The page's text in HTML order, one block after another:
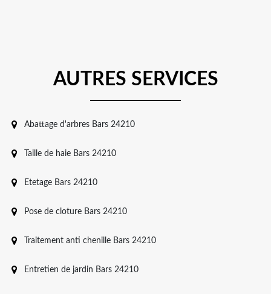
AUTRES SERVICES
Abattage d'arbres Bars 24210
Taille de haie Bars 24210
Etetage Bars 24210
Pose de cloture Bars 24210
Traitement anti chenille Bars 24210
Entretien de jardin Bars 24210